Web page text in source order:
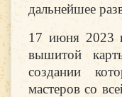
дальнейшее
17 июня 2023
вышитой
создании
мастеров со